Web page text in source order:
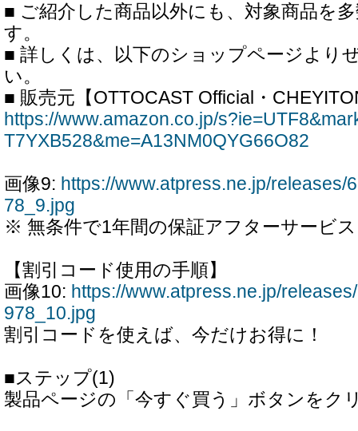
■ ご紹介した商品以外にも、対象商品を
す。
■ 詳しくは、以下のショップページより
い。
■ 販売元【OTTOCAST Official・
https://www.amazon.co.jp/
T7YXB528&me=A13NM0QYG66O82
画像9: https://www.atpress.ne.jp/releases/
78_9.jpg
※ 無条件で1年間の保証アフターサービ
【割引コード使用の手順】
画像10: https://www.atpress.ne.jp/
978_10.jpg
割引コードを使えば、今だけお得に！
■ステップ(1)
製品ページの「今すぐ買う」ボタンをク